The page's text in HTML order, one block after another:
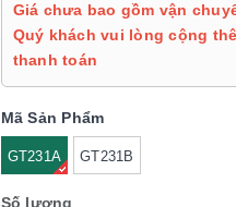
Giá chưa bao gồm vận
Quý khách vui lòng cộng
thanh toán
Mã Sản Phẩm
GT231A GT231B
Số lượng